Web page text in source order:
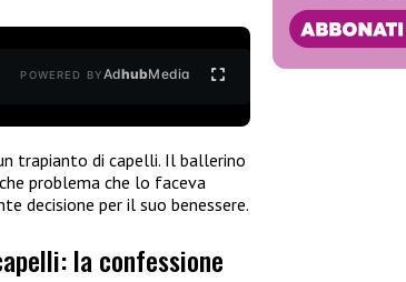
POWERED BYAdhubMedia
trapianto di capelli. Il ballerino
problema che lo faceva
decisione per il suo benessere.
la confessione